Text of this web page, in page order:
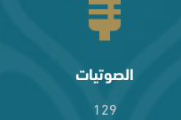
الصوتيات
129